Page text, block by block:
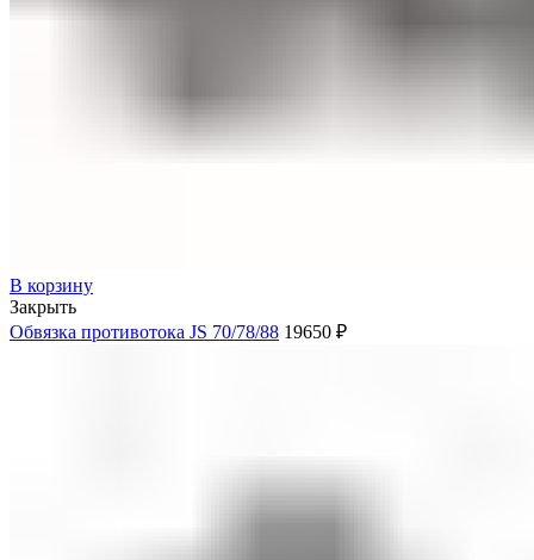
В корзину
Закрыть
Обвязка противотока JS 70/78/88 19650 ₽